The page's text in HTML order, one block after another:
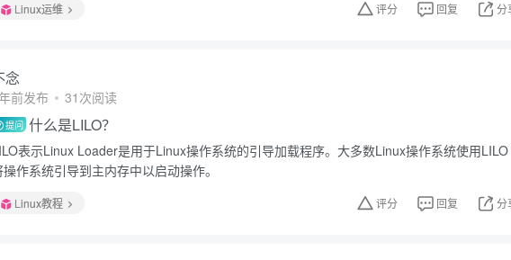
Linux运维 评分 回复 分
念
前发布 31次阅读
提问 什么是LILO？
表示Linux Loader是用于Linux操作系统的引导加载程序。大多数Linux操作系统使用LILO
操作系统引导到主内存中以启动操作。
Linux教程 评分 回复 分